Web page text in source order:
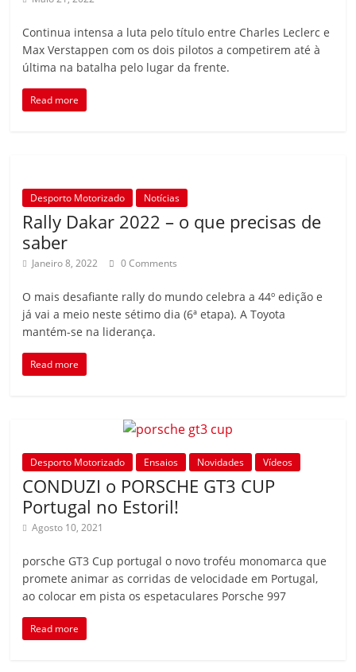
Continua intensa a luta pelo título entre Charles Leclerc e
Max Verstappen com os dois pilotos a competirem até à
última na batalha pelo lugar da frente.
Read more
Desporto Motorizado Notícias
Rally Dakar 2022 – o que precisas de
saber
Janeiro 8, 2022 0 Comments
O mais desafiante rally do mundo celebra a 44º edição e
já vai a meio neste sétimo dia (6ª etapa). A Toyota
mantém-se na liderança.
Read more
Desporto Motorizado Ensaios Novidades Vídeos
CONDUZI o PORSCHE GT3 CUP
Portugal no Estoril!
Agosto 10, 2021
porsche GT3 Cup portugal o novo troféu monomarca que
promete animar as corridas de velocidade em Portugal,
ao colocar em pista os espetaculares Porsche 997
Read more